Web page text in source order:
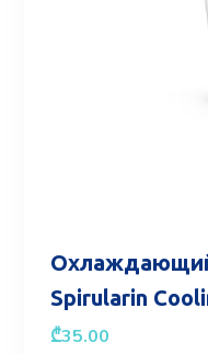
Spirularin
₾35.00